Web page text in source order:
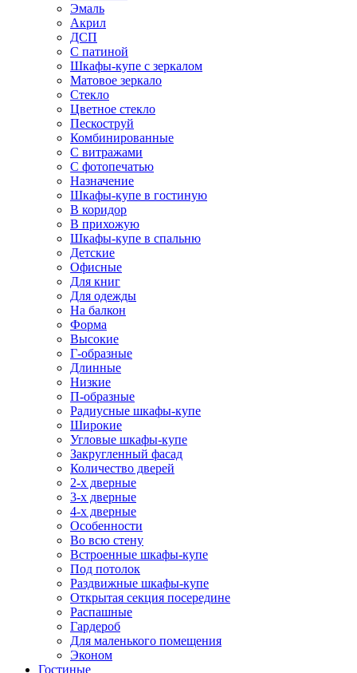
Эмаль
Акрил
ДСП
С патиной
Шкафы-купе с зеркалом
Матовое зеркало
Стекло
Цветное стекло
Пескоструй
Комбинированные
С витражами
С фотопечатью
Назначение
Шкафы-купе в гостиную
В коридор
В прихожую
Шкафы-купе в спальню
Детские
Офисные
Для книг
Для одежды
На балкон
Форма
Высокие
Г-образные
Длинные
Низкие
П-образные
Радиусные шкафы-купе
Широкие
Угловые шкафы-купе
Закругленный фасад
Количество дверей
2-х дверные
3-х дверные
4-х дверные
Особенности
Во всю стену
Встроенные шкафы-купе
Под потолок
Раздвижные шкафы-купе
Открытая секция посередине
Распашные
Гардероб
Для маленького помещения
Эконом
Гостиные